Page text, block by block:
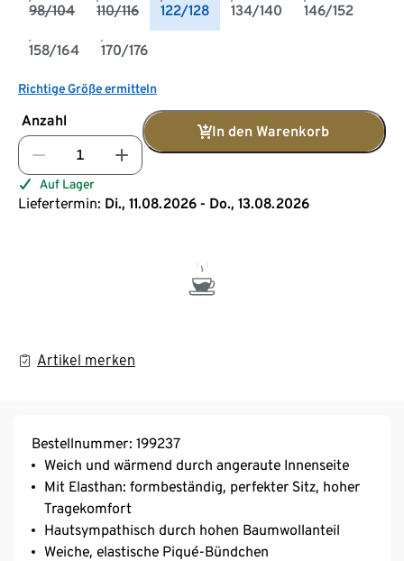
98/104 110/116 122/128 134/140 146/152
158/164 170/176
Richtige Größe ermitteln
Anzahl
In den Warenkorb
Auf Lager
Liefertermin: Di., 11.08.2026 - Do., 13.08.2026
Artikel merken
Bestellnummer: 199237
Weich und wärmend durch angeraute Innenseite
Mit Elasthan: formbeständig, perfekter Sitz, hoher
Tragekomfort
Hautsympathisch durch hohen Baumwollanteil
Weiche, elastische Piqué-Bündchen